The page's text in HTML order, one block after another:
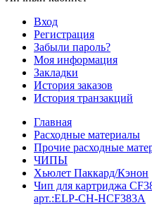
Вход
Регистрация
Забыли пароль?
Моя информация
Закладки
История заказов
История транзакций
Главная
Расходные материалы
Прочие расходные
ЧИПЫ
Хьюлет Паккард/Кэнон
Чип для картриджа
арт.:ELP-CH-HCF383A